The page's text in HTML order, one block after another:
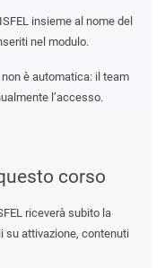
corso
riceverà subito la
su attivazione, contenuti
insieme al nome del
nel modulo.
è automatica: il team
l’accesso.